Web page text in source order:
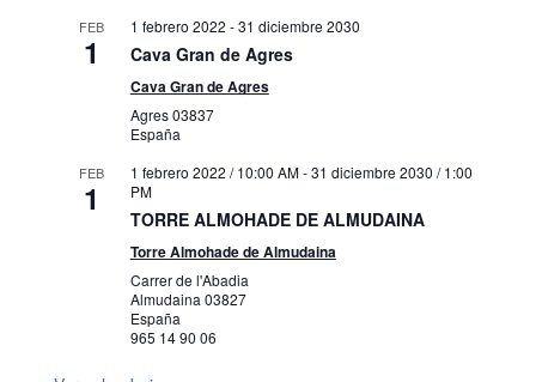
FEB
1
1 febrero 2022 -31 diciembre 2030
Cava Gran de Agres
Cava Gran de Agres
Agres03837
España
FEB
1
1 febrero 2022 / 10:00 AM-31 diciembre 2030 / 1:00
PM
TORRE ALMOHADE DE ALMUDAINA
Torre Almohade de Almudaina
Carrer de l'Abadia
Almudaina 03827
España
965 14 90 06